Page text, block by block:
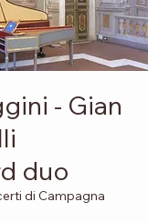
- Gian
duo
di Campagna